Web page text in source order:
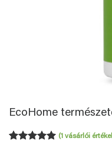
EcoHome
(1 vásárlói